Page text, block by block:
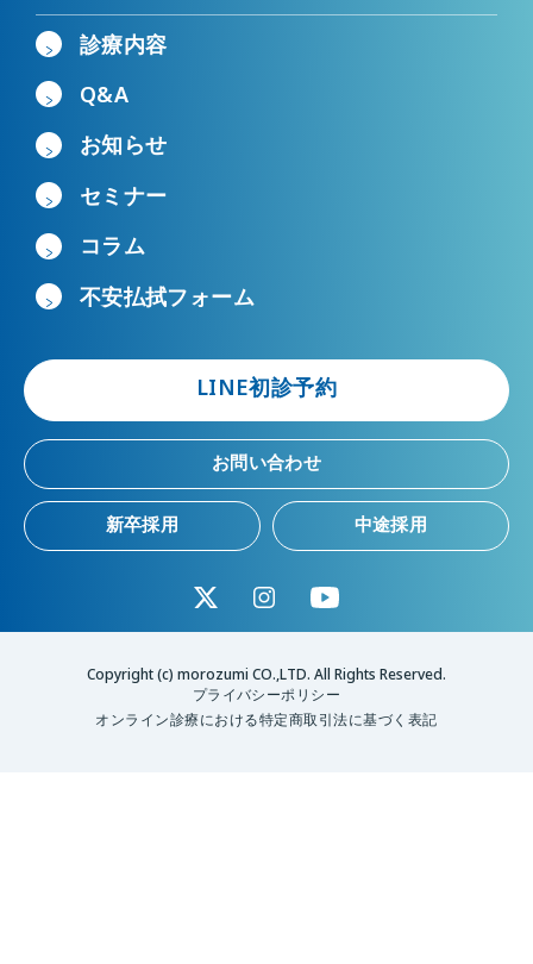
診療内容
Q&A
お知らせ
セミナー
コラム
不安払拭フォーム
LINE初診予約
お問い合わせ
新卒採用 中途採用
Copyright (c) morozumi CO.,LTD. All Rights Reserved.
プライバシーポリシー
オンライン診療における特定商取引法に基づく表記